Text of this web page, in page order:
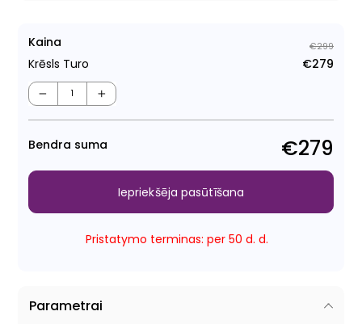
Kaina
Krēsls Turo
€299
€279
− +
Bendra suma €279
Pristatymo terminas: per 50 d. d.
Iepriekšēja pasūtīšana
Parametrai